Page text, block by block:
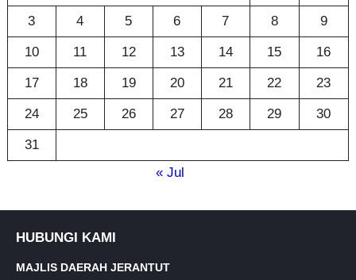
3 4 5 6 7 8 9
10 11 12 13 14 15 16
17 18 19 20 21 22 23
24 25 26 27 28 29 30
31
« Jul
HUBUNGI KAMI
MAJLIS DAERAH JERANTUT